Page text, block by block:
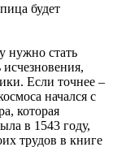
будет
нужно стать
Если точнее –
начался с
которая
в 1543 году,
трудов в книге